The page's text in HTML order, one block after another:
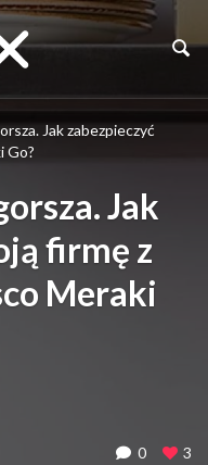
Jak zabezpieczyć
Go?
Jak
firmę z
Meraki
0 3